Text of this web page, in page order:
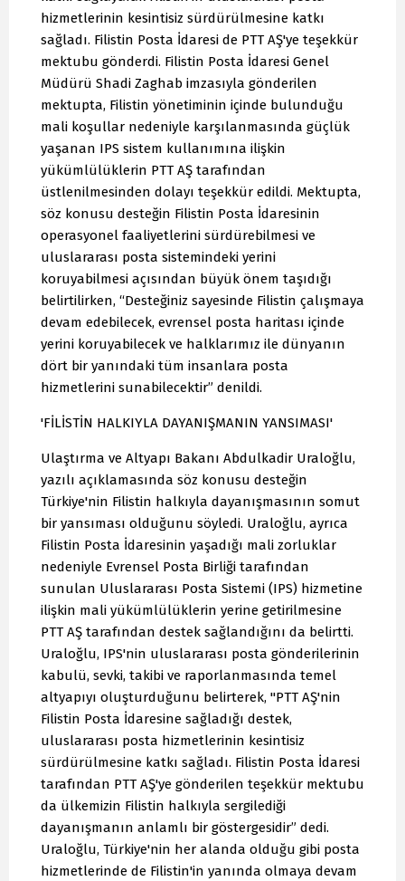
hizmetlerinin kesintisiz sürdürülmesine katkı
sağladı. Filistin Posta İdaresi de PTT AŞ'ye teşekkür
mektubu gönderdi. Filistin Posta İdaresi Genel
Müdürü Shadi Zaghab imzasıyla gönderilen
mektupta, Filistin yönetiminin içinde bulunduğu
mali koşullar nedeniyle karşılanmasında güçlük
yaşanan IPS sistem kullanımına ilişkin
yükümlülüklerin PTT AŞ tarafından
üstlenilmesinden dolayı teşekkür edildi. Mektupta,
söz konusu desteğin Filistin Posta İdaresinin
operasyonel faaliyetlerini sürdürebilmesi ve
uluslararası posta sistemindeki yerini
koruyabilmesi açısından büyük önem taşıdığı
belirtilirken, “Desteğiniz sayesinde Filistin çalışmaya
devam edebilecek, evrensel posta haritası içinde
yerini koruyabilecek ve halklarımız ile dünyanın
dört bir yanındaki tüm insanlara posta
hizmetlerini sunabilecektir” denildi.
'FİLİSTİN HALKIYLA DAYANIŞMANIN YANSIMASI'
Ulaştırma ve Altyapı Bakanı Abdulkadir Uraloğlu,
yazılı açıklamasında söz konusu desteğin
Türkiye'nin Filistin halkıyla dayanışmasının somut
bir yansıması olduğunu söyledi. Uraloğlu, ayrıca
Filistin Posta İdaresinin yaşadığı mali zorluklar
nedeniyle Evrensel Posta Birliği tarafından
sunulan Uluslararası Posta Sistemi (IPS) hizmetine
ilişkin mali yükümlülüklerin yerine getirilmesine
PTT AŞ tarafından destek sağlandığını da belirtti.
Uraloğlu, IPS'nin uluslararası posta gönderilerinin
kabulü, sevki, takibi ve raporlanmasında temel
altyapıyı oluşturduğunu belirterek, "PTT AŞ'nin
Filistin Posta İdaresine sağladığı destek,
uluslararası posta hizmetlerinin kesintisiz
sürdürülmesine katkı sağladı. Filistin Posta İdaresi
tarafından PTT AŞ'ye gönderilen teşekkür mektubu
da ülkemizin Filistin halkıyla sergilediği
dayanışmanın anlamlı bir göstergesidir” dedi.
Uraloğlu, Türkiye'nin her alanda olduğu gibi posta
hizmetlerinde de Filistin'in yanında olmaya devam